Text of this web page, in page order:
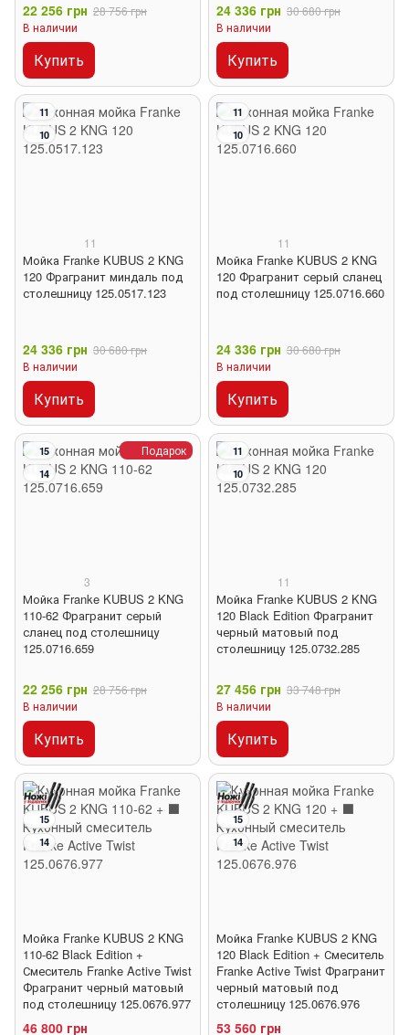
22 256 грн 28 756 грн
В наличии
Купить
24 336 грн 30 680 грн
В наличии
Купить
11
10
11
Мойка Franke KUBUS 2 KNG
120 Фрагранит миндаль под
столешницу 125.0517.123
24 336 грн 30 680 грн
В наличии
Купить
11
10
11
Мойка Franke KUBUS 2 KNG
120 Фрагранит серый сланец
под столешницу 125.0716.660
24 336 грн 30 680 грн
В наличии
Купить
Подарок
15
14
3
Мойка Franke KUBUS 2 KNG
110-62 Фрагранит серый
сланец под столешницу
125.0716.659
22 256 грн 28 756 грн
В наличии
Купить
11
10
11
Мойка Franke KUBUS 2 KNG
120 Black Edition Фрагранит
черный матовый под
столешницу 125.0732.285
27 456 грн 33 748 грн
В наличии
Купить
15
14
Мойка Franke KUBUS 2 KNG
110-62 Black Edition +
Смеситель Franke Active Twist
Фрагранит черный матовый
под столешницу 125.0676.977
46 800 грн
15
14
Мойка Franke KUBUS 2 KNG
120 Black Edition + Смеситель
Franke Active Twist Фрагранит
черный матовый под
столешницу 125.0676.976
53 560 грн